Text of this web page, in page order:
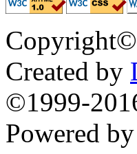
Created by
©1999-
Powered by